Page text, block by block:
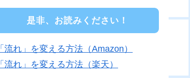
是非、お読みください！
「流れ」を変える方法（Amazon）
「流れ」を変える方法（楽天）